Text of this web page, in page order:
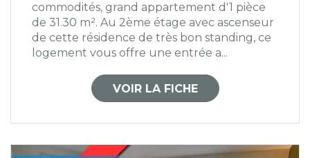
commodités, grand appartement d'1 pièce
de 31.30 m². Au 2ème étage avec ascenseur
de cette résidence de très bon standing, ce
logement vous offre une entrée a...
VOIR LA FICHE